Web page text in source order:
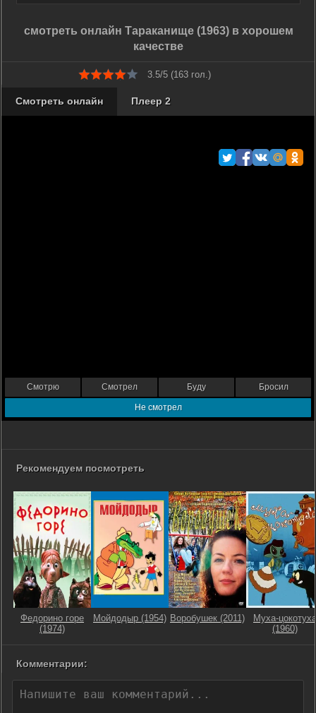
смотреть онлайн Тараканище (1963) в хорошем
качестве
3.5/5 (163гол.)
Смотреть онлайн Плеер 2
Смотрю Смотрел Буду Бросил
Не смотрел
Рекомендуем посмотреть
Федорино горе
(1974)
Мойдодыр (1954) Воробушек (2011)
Муха-цокотуха
(1960)
Комментарии: